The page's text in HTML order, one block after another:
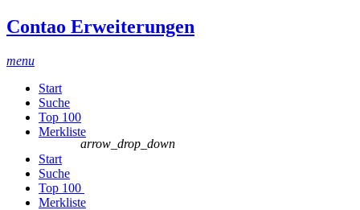
Contao Erweiterungen
menu
Start
Suche
Top 100
Merkliste
Start
Suche
Top 100
arrow_drop_down
Merkliste